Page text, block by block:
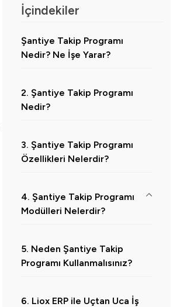
İçindekiler
Şantiye Takip Programı
Nedir? Ne İşe Yarar?
2. Şantiye Takip Programı
Nedir?
3. Şantiye Takip Programı
Özellikleri Nelerdir?
4. Şantiye Takip Programı
Modülleri Nelerdir?
4.2. Hak Ediş ve Bütçe Yönetimi
4.4. Satın Alma ve Tedarik Yönetimi
5. Neden Şantiye Takip
Programı Kullanmalısınız?
6. Liox ERP ile Uçtan Uca İş